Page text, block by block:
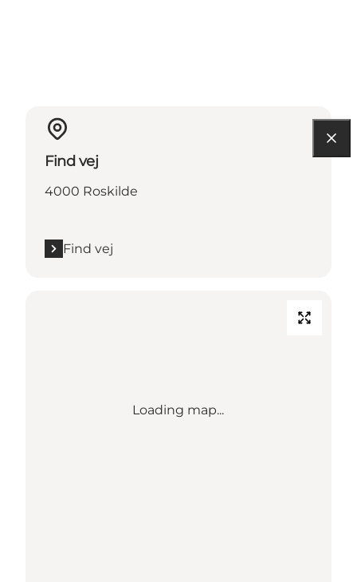
Find vej
4000 Roskilde
Find vej
Loading map...